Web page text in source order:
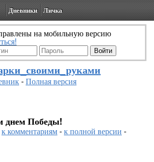
Дневники Личка
на мобильную версию
-Полная версия
днем Победы!
к комментариям-к полной версии -